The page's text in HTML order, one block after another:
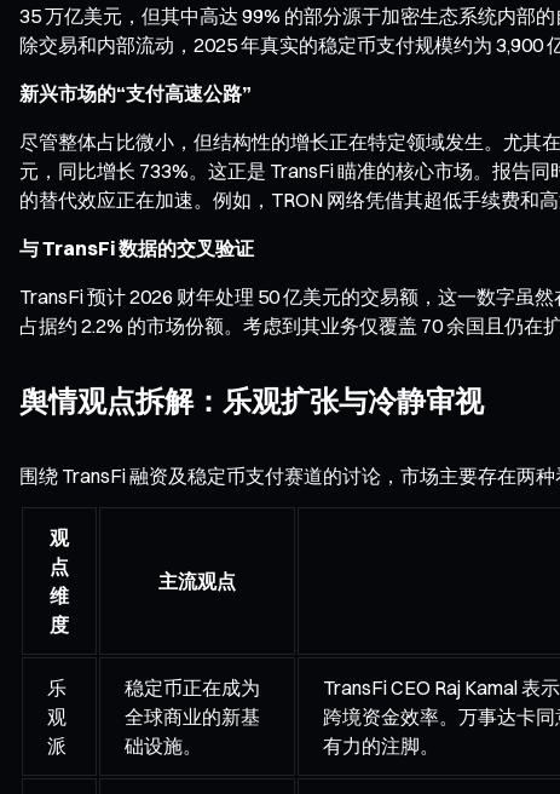
35 万亿美元，但其中高达 99% 的部分源于加密生态系统内部
除交易和内部流动，2025 年真实的稳定币支付规模约为 3,900
新兴市场的“支付高速公路”
尽管整体占比微小，但结构性的增长正在特定领域发生。尤其
元，同比增长 733%。这正是 TransFi 瞄准的核心市场。报告
的替代效应正在加速。例如，TRON 网络凭借其超低手续费和
与 TransFi 数据的交叉验证
TransFi 预计 2026 财年处理 50 亿美元的交易额，这一数字虽
占据约 2.2% 的市场份额。考虑到其业务仅覆盖 70 余国且仍在
舆情观点拆解：乐观扩张与冷静审视
围绕 TransFi 融资及稳定币支付赛道的讨论，市场主要存在两种
观
点
维
度
主流观点
乐
观
派
稳定币正在成为
全球商业的新基
础设施。
TransFi CEO Raj Kamal
跨境资金效率。万事达卡
有力的注脚。